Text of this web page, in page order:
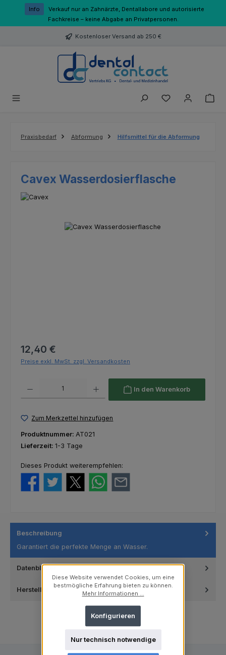
Zum Hauptinhalt springen
Info
Verkauf nur an Zahnärzte, Dentallabore und autorisierte
Fachkreise – keine Abgabe an Privatpersonen.
Kostenloser Versand ab 250 €
Du hast 0
Praxisbedarf Abformung Hilfsmittel für die Abformung
Cavex Wasserdosierflasche
Bildergalerie überspringen
Regulärer Preis:
12,40 €
Preise exkl. MwSt. zzgl. Versandkosten
In den Warenkorb
Zum Merkzettel hinzufügen
Produktnummer: AT021
Lieferzeit: 1-3 Tage
Dieses Produkt weiterempfehlen:
Beschreibung
Garantiert die perfekte Menge an Wasser.
Datenblätter
Hersteller
Diese Website verwendet Cookies, um eine
bestmögliche Erfahrung bieten zu können.
Mehr Informationen ...
Nur technisch notwendige
Konfigurieren